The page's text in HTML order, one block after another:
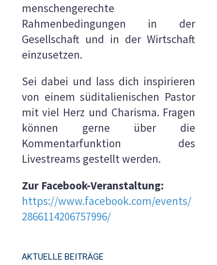
menschengerechte
Rahmenbedingungen in der
Gesellschaft und in der Wirtschaft
einzusetzen.
Sei dabei und lass dich inspirieren
von einem süditalienischen Pastor
mit viel Herz und Charisma. Fragen
können gerne über die
Kommentarfunktion des
Livestreams gestellt werden.
Zur Facebook-Veranstaltung:
https://www.facebook.com/events/
2866114206757996/
AKTUELLE BEITRÄGE